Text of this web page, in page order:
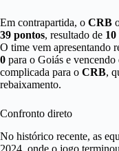
Em contrapartida, o CRB
39 pontos, resultado de
O time vem apresentando
0 para o Goiás e
complicada para o CRB,
rebaixamento.
Confronto direto
No histórico recente, as
2024, onde o jogo